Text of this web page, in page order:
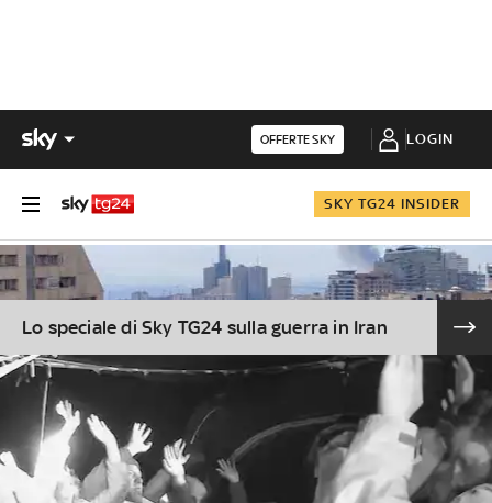
OFFERTE SKY LOGIN
SKY TG24 INSIDER
Lo speciale di Sky TG24 sulla guerra in Iran